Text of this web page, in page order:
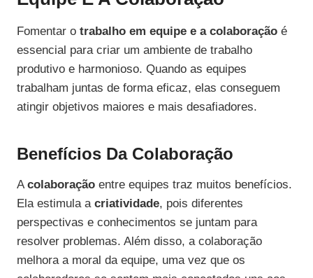
Fomentar o trabalho em equipe e a colaboração é
essencial para criar um ambiente de trabalho
produtivo e harmonioso. Quando as equipes
trabalham juntas de forma eficaz, elas conseguem
atingir objetivos maiores e mais desafiadores.
Benefícios Da Colaboração
Acolaboração entre equipes traz muitos benefícios.
Ela estimula a criatividade, pois diferentes
perspectivas e conhecimentos se juntam para
resolver problemas. Além disso, a colaboração
melhora a moral da equipe, uma vez que os